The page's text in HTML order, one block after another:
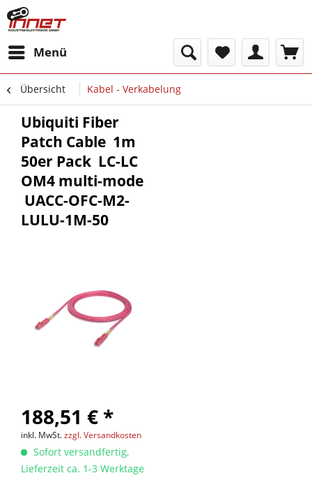
Menü
Übersicht Kabel - Verkabelung
Ubiquiti Fiber
Patch Cable  1m 
50er Pack  LC-LC 
OM4 multi-mode
 UACC-OFC-M2-
LULU-1M-50
188,51 € *
inkl. MwSt.zzgl. Versandkosten
Sofort versandfertig,
Lieferzeit ca. 1-3 Werktage